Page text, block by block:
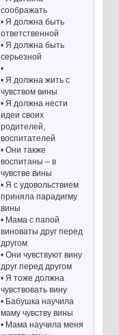
соображать
• Я должна быть
ответственной
• Я должна быть
серьезной
•
• Я должна жить с
чувством вины
• Я должна нести
идеи своих
родителей,
воспитателей
• Они также
воспитаны – в
чувстве вины
• Я с удовольствием
приняла парадигму
вины
• Мама с папой
виноваты друг перед
другом
• Они чувствуют вину
друг перед другом
• Я тоже должна
чувствовать вину
• Бабушка научила
маму чувству вины
• Мама научила меня